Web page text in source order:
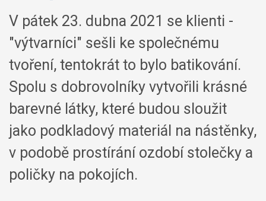
V pátek 23. dubna 2021 se klienti -
"výtvarníci" sešli ke společnému
tvoření, tentokrát to bylo batikování.
Spolu s dobrovolníky vytvořili krásné
barevné látky, které budou sloužit
jako podkladový materiál na nástěnky,
v podobě prostírání ozdobí stolečky a
poličky na pokojích.